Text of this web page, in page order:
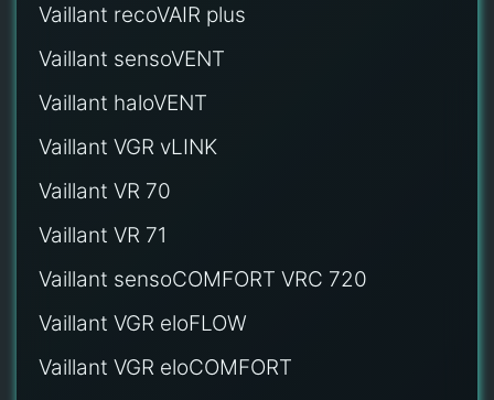
Vaillant recoVAIR plus
Vaillant sensoVENT
Vaillant haloVENT
Vaillant VGR vLINK
Vaillant VR 70
Vaillant VR 71
Vaillant sensoCOMFORT VRC 720
Vaillant VGR eloFLOW
Vaillant VGR eloCOMFORT